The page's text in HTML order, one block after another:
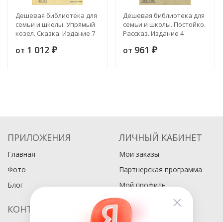
Дешевая библиотека для
семьи и школы. Упрямый
козел. Сказка. Издание 7
от 1 012 ₽
Дешевая библиотека для
семьи и школы. Постойко.
Рассказ. Издание 4
от 961 ₽
ПРИЛОЖЕНИЯ
Главная
Фото
Блог
ЛИЧНЫЙ КАБИНЕТ
Мои заказы
Партнерская программа
Мой профиль
КОНТАКТЫ